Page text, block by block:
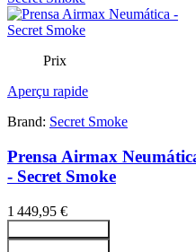
Prix
Aperçu rapide
Brand: Secret Smoke
Prensa Airmax
- Secret Smoke
1 449,95 €